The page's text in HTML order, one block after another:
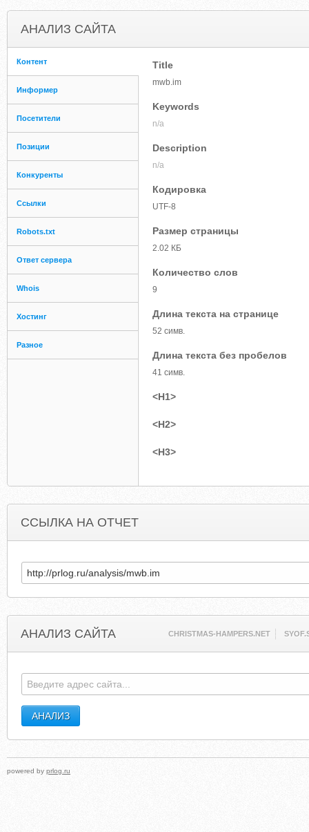
АНАЛИЗ САЙТА
Контент
Информер
Посетители
Позиции
Конкуренты
Ссылки
Robots.txt
Ответ сервера
Whois
Хостинг
Разное
Title
mwb.im
Keywords
n/a
Description
n/a
Кодировка
UTF-8
Размер страницы
2.02 КБ
Количество слов
9
Длина текста на странице
52 симв.
Длина текста без пробелов
41 симв.
<H1>
<H2>
<H3>
ССЫЛКА НА ОТЧЕТ
АНАЛИЗ САЙТА CHRISTMAS-HAMPERS.NET
powered by prlog.ru